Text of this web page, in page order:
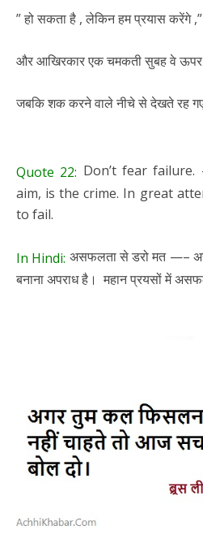
” हो सकता है , लेकिन हम प्रयास करेंगे ,”
और आखिरकार एक चमकती सुबह वे
जबकि शक करने वाले नीचे से देखते रह
Quote 22: Don’t fear
aim, is the crime. In great
to fail.
In Hindi: असफलता से डरो मत —–
बनाना अपराध है। महान प्रयसों में असफल